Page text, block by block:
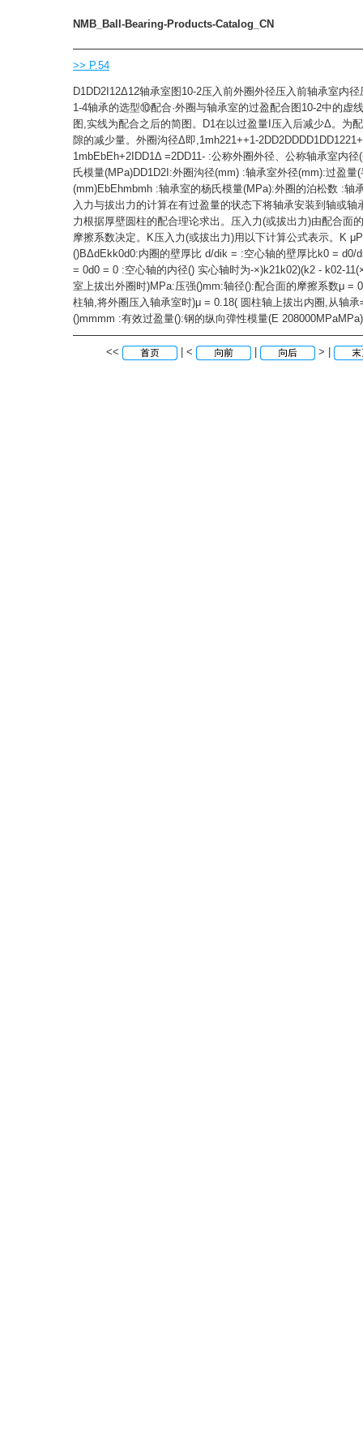
NMB_Ball-Bearing-Products-Catalog_CN
>> P.54
D1DD2I12Δ12轴承室图10-2压入前外圈外径压入前轴承室内
1-4轴承的选型⑩配合·外圈与轴承室的过盈配合图10-2中的虚
图,实线为配合之后的简图。D1在以过盈量I压入后减少Δ。为
隙的减少量。外圈沟径Δ即,1mh221++1-
1mbEbEh+2IDD1Δ =2DD11- :公称外圈外径、公称轴承室内径
氏模量(MPa)DD1D2I:外圈沟径(mm) :轴承室外径(mm):过盈量
(mm)EbEhmbmh :轴承室的杨氏模量(MPa):外圈的泊松数 :轴
入力与拔出力的计算在有过盈量的状态下将轴承安装到轴或轴
力根据厚壁圆柱的配合理论求出。压入力(或拔出力)由配合面
摩擦系数决定。K压入力(或拔出力)用以下计算公式表示。K
()BΔdEkk0d0:内圈的壁厚比 d/dik = :空心轴的壁厚比k0 = d0/
= 0d0 = 0 :空心轴的内径() 实心轴时为-×)k21k02)(k2 - k02-
室上拔出外圈时)MPa:压强()mm:轴径():配合面的摩擦系数μ =
柱轴,将外圈压入轴承室时)μ = 0.18( 圆柱轴上拔出内圈,从轴
()mmmm :有效过盈量():钢的纵向弹性模量(E
<< | < | > |